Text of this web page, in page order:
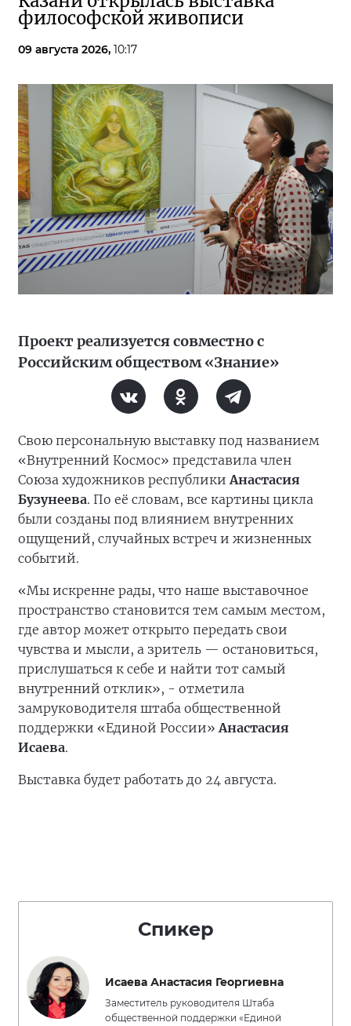
философской живописи
09 августа 2026, 10:17
Проект реализуется совместно с
Российским обществом «Знание»
Свою персональную выставку под названием
«Внутренний Космос» представила член
Союза художников республики Анастасия
Бузунеева. По её словам, все картины цикла
были созданы под влиянием внутренних
ощущений, случайных встреч и жизненных
событий.
«Мы искренне рады, что наше выставочное
пространство становится тем самым местом,
где автор может открыто передать свои
чувства и мысли, а зритель — остановиться,
прислушаться к себе и найти тот самый
внутренний отклик», - отметила
замруководителя штаба общественной
поддержки «Единой России»Анастасия
Исаева.
Выставка будет работать до 24 августа.
Спикер
Исаева Анастасия Георгиевна
Заместитель руководителя Штаба
общественной поддержки «Единой